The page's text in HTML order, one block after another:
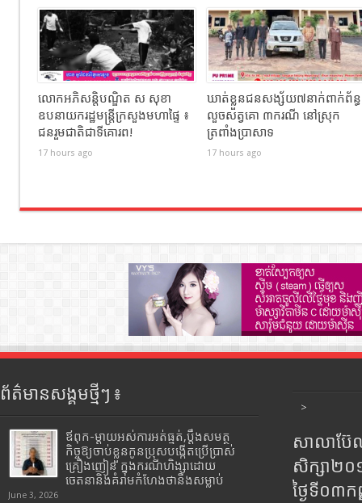
លោកអភិសន្តិបណ្ឌិត ស សុខា
ឧបនាយករដ្ឋមន្រ្តីក្រសួងមហាផ្ទៃ ៖
ជនរួមជាតិជាទីគោរព!
17 hours ago
ឃាត់ខ្លួនជនសង្ស័យ៧នាក់ពាក់ព័ន្ធ
លួចសត្វគោ ៣ករណី នៅស្រុក
ត្រពាំងប្រាសាទ
17 hours ago
ព័ត៌មានសង្គមថ្មីៗ ៖
ឪពុក-ម្ដាយអស់ការអត់ធ្មត់,ប្ដឹងសមត្ថ
កិច្ចឱ្យចាប់ខ្លួនកូនប្រុសបង្កើតប្រើប្រាស់
គ្រឿងញៀន ក្នុងករណីហិង្សាដោយ
ចេតនានិងគំរាមកំហែងថានឹងសម្លាប់
June 3, 2026
>
សាលាប៊ែ
សិក្សា២
ថ្ងៃទី០៣